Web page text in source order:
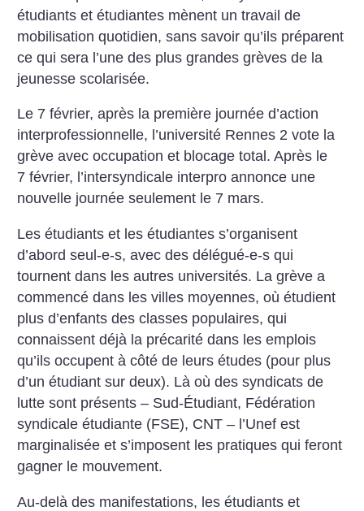
étudiants et étudiantes mènent un travail de
mobilisation quotidien, sans savoir qu’ils préparent
ce qui sera l’une des plus grandes grèves de la
jeunesse scolarisée.
Le 7 février, après la première journée d’action
interprofessionnelle, l’université Rennes 2 vote la
grève avec occupation et blocage total. Après le
7 février, l’intersyndicale interpro annonce une
nouvelle journée seulement le 7 mars.
Les étudiants et les étudiantes s’organisent
d’abord seul-e-s, avec des délégué-e-s qui
tournent dans les autres universités. La grève a
commencé dans les villes moyennes, où étudient
plus d’enfants des classes populaires, qui
connaissent déjà la précarité dans les emplois
qu’ils occupent à côté de leurs études (pour plus
d’un étudiant sur deux). Là où des syndicats de
lutte sont présents – Sud-Étudiant, Fédération
syndicale étudiante (FSE), CNT – l’Unef est
marginalisée et s’imposent les pratiques qui feront
gagner le mouvement.
Au-delà des manifestations, les étudiants et